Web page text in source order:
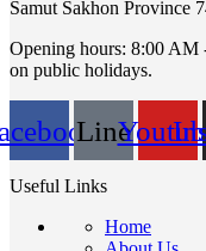
Samut Sakhon Province
Opening hours: 8:00 AM
on public holidays.
Line
Useful Links
Home